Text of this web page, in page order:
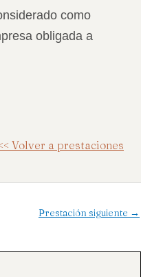
como
obligada a
Volver a prestaciones
Prestación siguiente →